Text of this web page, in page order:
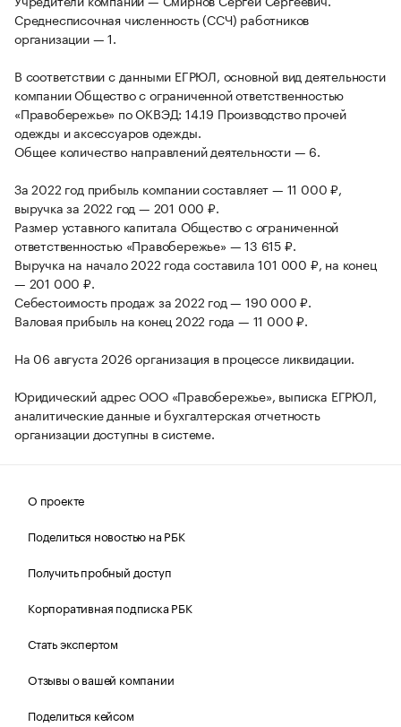
Среднесписочная численность (ССЧ) работников
организации — 1.
В соответствии с данными ЕГРЮЛ, основной вид деятельности
компании Общество с ограниченной ответственностью
«Правобережье» по ОКВЭД: 14.19 Производство прочей
одежды и аксессуаров одежды.
Общее количество направлений деятельности — 6.
За 2022 год прибыль компании составляет — 11 000 ₽,
выручка за 2022 год — 201 000 ₽.
Размер уставного капитала Общество с ограниченной
ответственностью «Правобережье» — 13 615 ₽.
Выручка на начало 2022 года составила 101 000 ₽, на конец
— 201 000 ₽.
Себестоимость продаж за 2022 год — 190 000 ₽.
Валовая прибыль на конец 2022 года — 11 000 ₽.
На 06 августа 2026 организация в процессе ликвидации.
Юридический адрес ООО «Правобережье», выписка ЕГРЮЛ,
аналитические данные и бухгалтерская отчетность
организации доступны в системе.
О проекте
Поделиться новостью на РБК
Получить пробный доступ
Корпоративная подписка РБК
Стать экспертом
Отзывы о вашей компании
Поделиться кейсом